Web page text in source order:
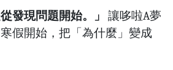
發現問題開始。」
讓哆啦A夢
假開始，把「為什麼」變成